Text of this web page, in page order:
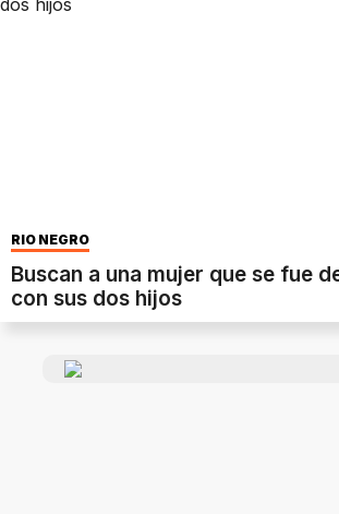
RÍO NEGRO
Buscan a una mujer que se fue
con sus dos hijos